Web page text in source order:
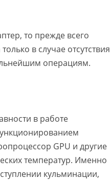
то прежде всего
в случае отсутствия
операциям.
в работе
GPU и другие
температур. Именно
кульминации,